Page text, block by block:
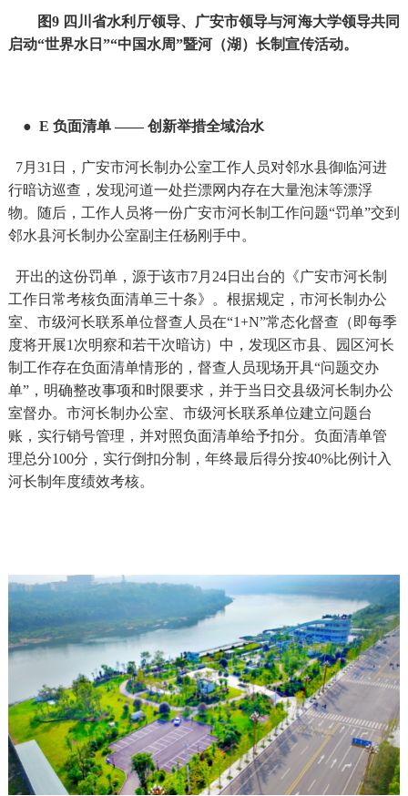
图9 四川省水利厅领导、广安市领导与河海大学领导共同
启动“世界水日”“中国水周”暨河（湖）长制宣传活动。
● E 负面清单 —— 创新举措全域治水
7月31日， 广安市河长制办公室工作人员对邻水县御临河进
行暗访巡查，发现河道一处拦漂网内存在大量泡沫等漂浮
物。随后，工作人员将一份广安市河长制工作问题“罚单”交到
邻水县河长制办公室副主任杨刚手中。
开出的这份罚单，源于该市7月24日出台的《广安市河长制
工作日常考核负面清单三十条》。根据规定，市河长制办公
室、市级河长联系单位督查人员在“1+N”常态化督查（即每季
度将开展1次明察和若干次暗访）中，发现区市县、园区河长
制工作存在负面清单情形的，督查人员现场开具“问题交办
单”，明确整改事项和时限要求，并于当日交县级河长制办公
室督办。市河长制办公室、市级河长联系单位建立问题台
账，实行销号管理，并对照负面清单给予扣分。负面清单管
理总分100分，实行倒扣分制，年终最后得分按40%比例计入
河长制年度绩效考核。